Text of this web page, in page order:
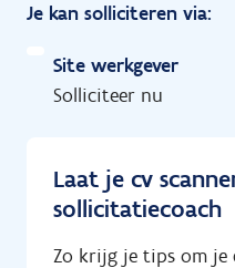
Je kan solliciteren via:
Site werkgever
Solliciteer nu
Laat je cv
sollicitatiecoach
Zo krijg je tips om je